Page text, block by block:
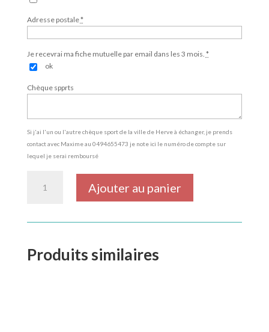
Adresse postale*
Je recevrai ma fiche mutuelle par email dans les 3 mois. *
ok
Chèque spprts
Si j'ai l'un ou l'autre chèque sport de la ville de Herve à échanger, je prends
contact avec Maxime au 0494655473 je note ici le numéro de compte sur
lequel je serai remboursé
Ajouter au panier
Produits similaires